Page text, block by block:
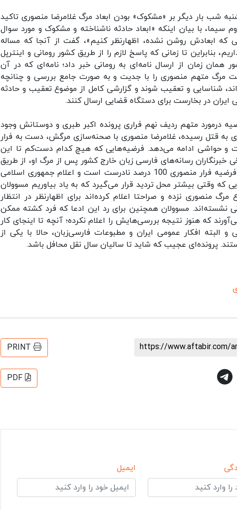
شب بار دیگر بر «مشکوک» بودن ابعاد مرگ غلامرضا منصوری تاکید
با بیان اینکه «ابعاد حادثه ناشناخته و مشکوک و مورد سوال
که ابعادش روشن نشده، اظهارنظر کنیم»، گفت از آنجا که مساله
بنابراین تا زمانی که پاسخ لازم را از طریق کشور رومانی و اینترپل
همان زمان از ارسال نامه‌ای به رومانی خبر داد؛ نامه‌ای که در آن
مرگ متهم منصوری را با جدیت و به صورت جامع بررسی و چنانچه
شناسایی و تعقیب شوند و گزارشی کامل از موضوع تعقیب و حادثه
ایران در بخارست برای دستگاه قضایی ارسال کنند.
همه این موضوعات مطرح شده، فعلا 3 فرضیه درمورد متهم ردیف نهم فراری پرونده اکبر طبری و دوستانش وجود
به قتل رسیده، غلامرضا منصوری با صحنه‌سازی مرگش، دست به فرار
و حواشی ادامه می‌دهد. فرضیه‌هایی که هیچ‌ کدام دست‌کم تا این
خبرنگاران رسانه‌های فارسی زبان خارج کشور پس از مرگ او، از طریق
حساب‌های کاربری‌شان، سعی در القای این دارند که فرضیه فرار منصوری 100 درصد نادرست است و اعلام جمهوری اسلامی
وقتی بیشتر محل تردید قرار می‌گیرد که به یاد بیاوریم مسوولان
منصوری نزده و صراحتا اعلام کرده‌اند برای اظهارنظر در انتظار
نشسته‌اند. مسوولان همچنین برای رد این ادعا که فرد کشته ممکن
که هنوز نتیجه بررسی‌هایش را اعلام نکرده؛ آنچه تا اینجای کار
افکار عمومی ایران و مطبوعات فارسی‌زبان، حالا با یکی از
پرونده‌ای عجیب که شاید تا سالیان سال نقل محافل باشد.
https://www.aftabir.com/
PRINT
PDF
ایمیل